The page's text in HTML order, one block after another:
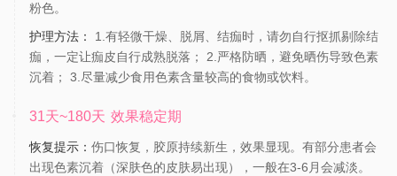
粉色。
护理方法：
1.有轻微干燥、脱屑、结痂时，请勿自行抠抓剔除结
痂，一定让痂皮自行成熟脱落； 2.严格防晒，避免晒伤导致色素
沉着； 3.尽量减少食用色素含量较高的食物或饮料。
31天~180天 效果稳定期
恢复提示：伤口恢复，胶原持续新生，效果显现。有部分患者会
出现色素沉着（深肤色的皮肤易出现），一般在3-6月会减淡。